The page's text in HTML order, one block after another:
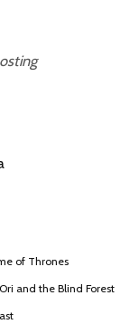
of Thrones
Ori and the Blind Forest